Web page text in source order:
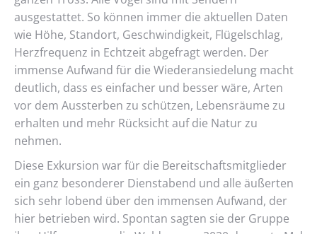
ausgestattet. So können immer die aktuellen Daten
wie Höhe, Standort, Geschwindigkeit, Flügelschlag,
Herzfrequenz in Echtzeit abgefragt werden. Der
immense Aufwand für die Wiederansiedelung macht
deutlich, dass es einfacher und besser wäre, Arten
vor dem Aussterben zu schützen, Lebensräume zu
erhalten und mehr Rücksicht auf die Natur zu
nehmen.
Diese Exkursion war für die Bereitschaftsmitglieder
ein ganz besonderer Dienstabend und alle äußerten
sich sehr lobend über den immensen Aufwand, der
hier betrieben wird. Spontan sagten sie der Gruppe